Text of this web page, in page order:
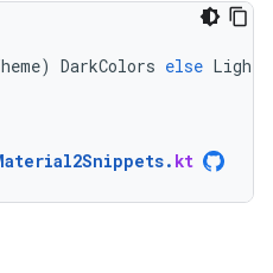
) DarkColors else
. kt